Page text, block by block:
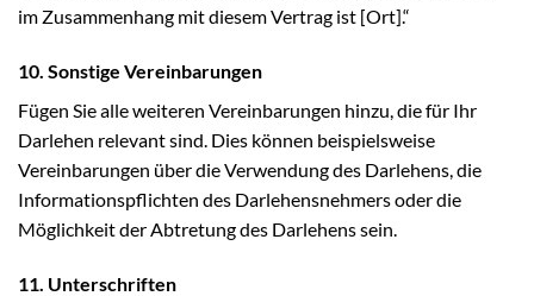
im Zusammenhang mit diesem Vertrag ist [Ort].“
10. Sonstige Vereinbarungen
Fügen Sie alle weiteren Vereinbarungen hinzu, die für Ihr
Darlehen relevant sind. Dies können beispielsweise
Vereinbarungen über die Verwendung des Darlehens, die
Informationspflichten des Darlehensnehmers oder die
Möglichkeit der Abtretung des Darlehens sein.
11. Unterschriften